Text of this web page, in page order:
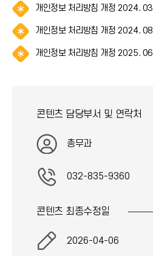
개인정보 처리방침 개정 2024.
개인정보 처리방침 개정 2024.
개인정보 처리방침 개정 2025.
콘텐츠 담당부서 및 연락처
총무과
032-835-9360
콘텐츠 최종수정일
2026-04-06